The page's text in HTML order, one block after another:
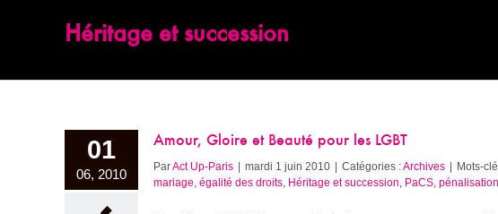
Héritage et succession
01
06, 2010
Amour, Gloire et Beauté pour les LGBT
ParAct Up-Paris | mardi 1 juin 2010 | Catégories :Archives | Mots-
mariage égalité des droits Héritage et succession PaCS